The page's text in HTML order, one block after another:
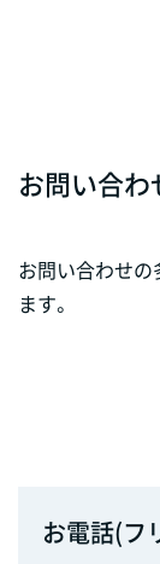
お問い合わ
お問い合わせの
ます。
お電話(フ